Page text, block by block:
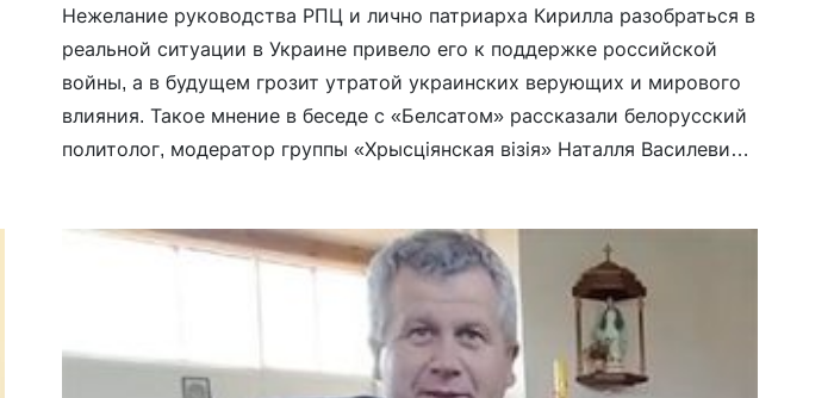
Нежелание руководства РПЦ и лично патриарха Кирилла разобраться в
реальной ситуации в Украине привело его к поддержке российской
войны, а в будущем грозит утратой украинских верующих и мирового
влияния. Такое мнение в беседе с «Белсатом» рассказали белорусский
политолог, модератор группы «Хрысціянская візія» Наталля Василевич